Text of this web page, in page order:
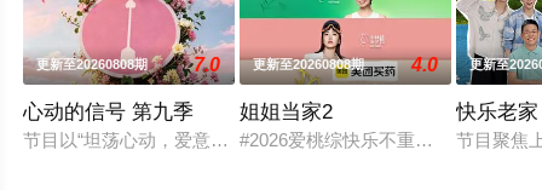
更新至20260808期 7.0
心动的信号 第九季
节目以“坦荡心动，爱意直行”为核心主题，聚焦真诚直白的新
更新至20260808期 4.0
姐姐当家2
#2026爱桃综快乐不重样# #姐姐当家
更新至
快乐老家
节目聚焦